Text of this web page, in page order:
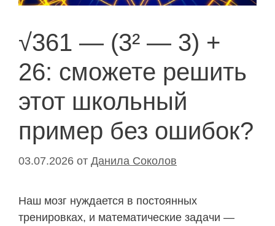
√361 — (3² — 3) +
26: сможете решить
этот школьный
пример без ошибок?
03.07.2026 от Данила Соколов
Наш мозг нуждается в постоянных
тренировках, и математические задачи —